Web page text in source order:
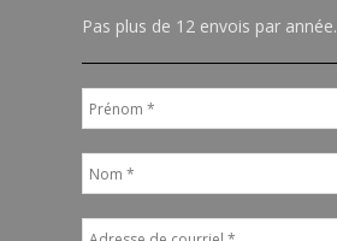
Pas plus de 12 envois par année.